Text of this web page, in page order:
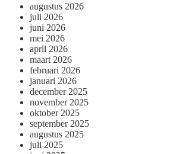
augustus 2026
juli 2026
juni 2026
mei 2026
april 2026
maart 2026
februari 2026
januari 2026
december 2025
november 2025
oktober 2025
september 2025
augustus 2025
juli 2025